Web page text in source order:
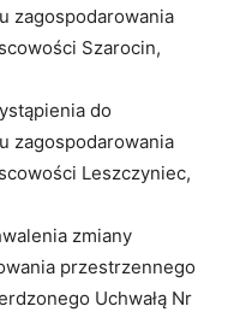
zagospodarowania
Szarocin,
do
zagospodarowania
Leszczyniec,
zmiany
przestrzennego
Uchwałą Nr